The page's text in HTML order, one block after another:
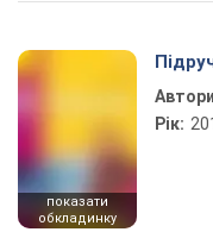
показати
обкладинку
Рік: